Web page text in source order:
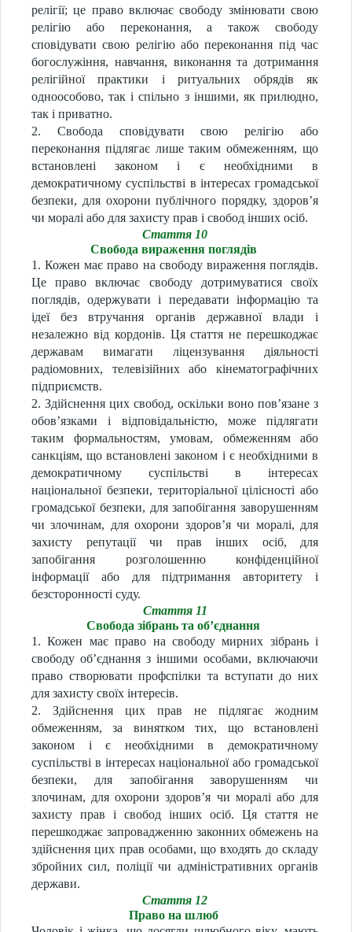
релігії; це право включає свободу змінювати свою
релігію або переконання, а також свободу
сповідувати свою релігію або переконання під час
богослужіння, навчання, виконання та дотримання
релігійної практики і ритуальних обрядів як
одноособово, так і спільно з іншими, як прилюдно,
так і приватно.
2. Свобода сповідувати свою релігію або
переконання підлягає лише таким обмеженням, що
встановлені законом і є необхідними в
демократичному суспільстві в інтересах громадської
безпеки, для охорони публічного порядку, здоров’я
чи моралі або для захисту прав і свобод інших осіб.
Стаття 10
Свобода вираження поглядів
1. Кожен має право на свободу вираження поглядів.
Це право включає свободу дотримуватися своїх
поглядів, одержувати і передавати інформацію та
ідеї без втручання органів державної влади і
незалежно від кордонів. Ця стаття не перешкоджає
державам вимагати ліцензування діяльності
радіомовних, телевізійних або кінематографічних
підприємств.
2. Здійснення цих свобод, оскільки воно пов’язане з
обов’язками і відповідальністю, може підлягати
таким формальностям, умовам, обмеженням або
санкціям, що встановлені законом і є необхідними в
демократичному суспільстві в інтересах
національної безпеки, територіальної цілісності або
громадської безпеки, для запобігання заворушенням
чи злочинам, для охорони здоров’я чи моралі, для
захисту репутації чи прав інших осіб, для
запобігання розголошенню конфіденційної
інформації або для підтримання авторитету і
безсторонності суду.
Стаття 11
Свобода зібрань та об’єднання
1. Кожен має право на свободу мирних зібрань і
свободу об’єднання з іншими особами, включаючи
право створювати профспілки та вступати до них
для захисту своїх інтересів.
2. Здійснення цих прав не підлягає жодним
обмеженням, за винятком тих, що встановлені
законом і є необхідними в демократичному
суспільстві в інтересах національної або громадської
безпеки, для запобігання заворушенням чи
злочинам, для охорони здоров’я чи моралі або для
захисту прав і свобод інших осіб. Ця стаття не
перешкоджає запровадженню законних обмежень на
здійснення цих прав особами, що входять до складу
збройних сил, поліції чи адміністративних органів
держави.
Стаття 12
Право на шлюб